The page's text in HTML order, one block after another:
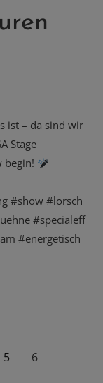
ist – da sind wir
Stage
begin!
#show #lorsch
#specialeff
#energetisch
5 6